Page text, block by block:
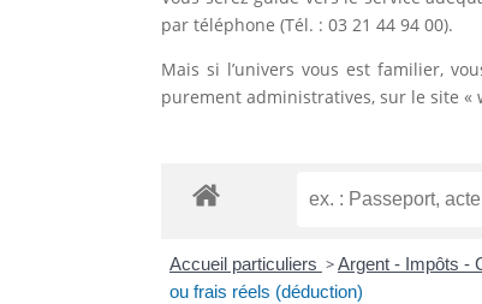
par téléphone (Tél. : 03 21 44 94 00).
Mais si l’univers vous est familier,
purement administratives, sur le site «
Accueil particuliers >Argent - Impôts -
ou frais réels (déduction)